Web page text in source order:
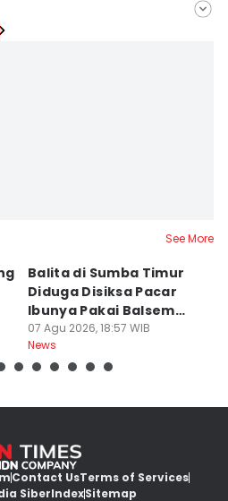
See More
Balita di Sumba Timur
Diduga Disiksa Pacar
Ibunya Pakai Balsem
dan Cabai
07 Agu 2026, 18:57 WIB
News
Contact UsTerms of Services
SiberIndexSitemap